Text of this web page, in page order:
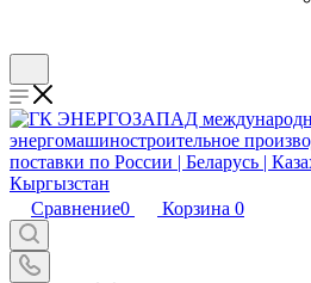
Сравнение0 Корзина 0